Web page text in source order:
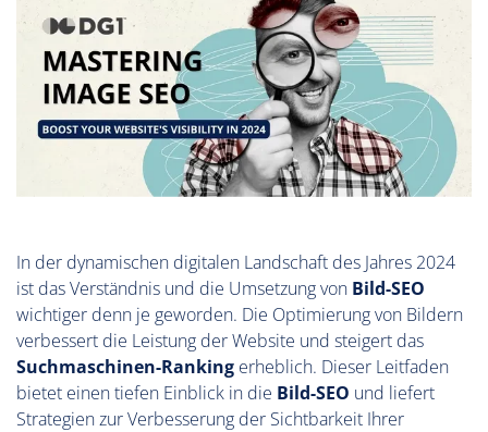
In der dynamischen digitalen Landschaft des Jahres 2024
ist das Verständnis und die Umsetzung von Bild-SEO
wichtiger denn je geworden. Die Optimierung von Bildern
verbessert die Leistung der Website und steigert das
Suchmaschinen-Ranking erheblich. Dieser Leitfaden
bietet einen tiefen Einblick in die Bild-SEO und liefert
Strategien zur Verbesserung der Sichtbarkeit Ihrer